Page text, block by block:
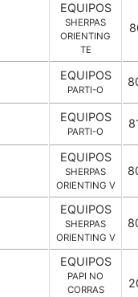
EQUIPOS
SHERPAS
ORIENTING
TE
EQUIPOS
PARTI-O
EQUIPOS
PARTI-O
EQUIPOS
SHERPAS
ORIENTING V
EQUIPOS
SHERPAS
ORIENTING V
EQUIPOS
PAPI NO
CORRAS